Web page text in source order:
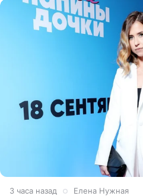
3 часа назад Елена Нужная